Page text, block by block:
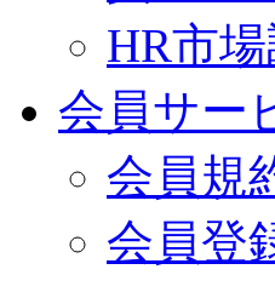
HR市
会員サー
会員規
会員登